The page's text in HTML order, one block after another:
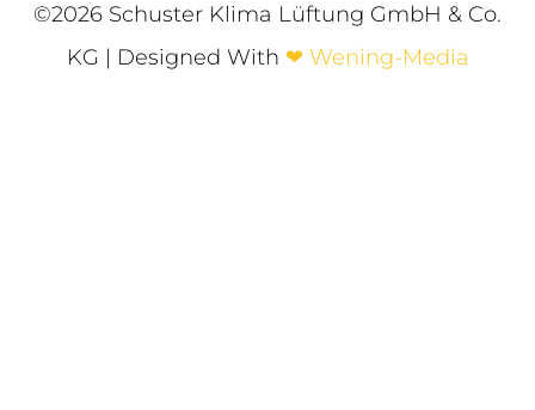
©2026 Schuster Klima Lüftung GmbH & Co.
KG | Designed With ❤ Wening-Media